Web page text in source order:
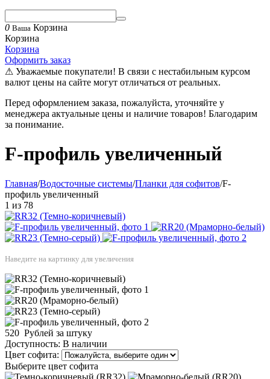
0 Ваша Корзина
Корзина
Корзина
Оформить заказ
⚠ Уважаемые покупатели! В связи с нестабильным курсом
валют цены на сайте могут отличаться от реальных.
Перед оформлением заказа, пожалуйста, уточняйте у
менеджера актуальные цены и наличие товаров! Благодарим
за понимание.
F-профиль увеличенный
Главная/Водосточные системы/Планки для софитов/F-
профиль увеличенный
1 из 78
Наведите на картинку для увеличения
520 Рублей за штуку
Доступность: В наличии
Цвет софита:
Выберите цвет софита